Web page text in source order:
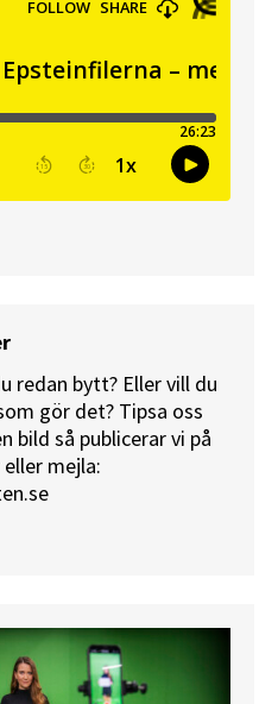
redan bytt? Eller vill du
gör det? Tipsa oss
bild så publicerar vi på
eller mejla: